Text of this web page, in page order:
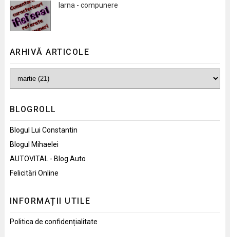
Iarna - compunere
ARHIVĂ ARTICOLE
BLOGROLL
Blogul Lui Constantin
Blogul Mihaelei
AUTOVITAL - Blog Auto
Felicitări Online
INFORMAȚII UTILE
Politica de confidențialitate